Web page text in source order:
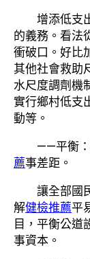
增添低支
的義務。看法
衝破口。好比
其他社會救助
水尺度調劑機
實行鄉村低支
動等。
——平衡
薦事差距。
讓全部國
解健檢推薦平
目，平衡公道
事資本。